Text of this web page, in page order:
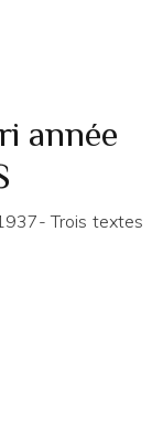
année
Trois textes